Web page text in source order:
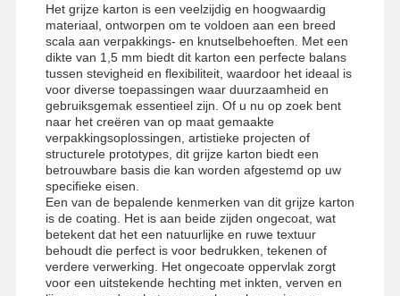
Het grijze karton is een veelzijdig en hoogwaardig
materiaal, ontworpen om te voldoen aan een breed
scala aan verpakkings- en knutselbehoeften. Met een
dikte van 1,5 mm biedt dit karton een perfecte balans
tussen stevigheid en flexibiliteit, waardoor het ideaal is
voor diverse toepassingen waar duurzaamheid en
gebruiksgemak essentieel zijn. Of u nu op zoek bent
naar het creëren van op maat gemaakte
verpakkingsoplossingen, artistieke projecten of
structurele prototypes, dit grijze karton biedt een
betrouwbare basis die kan worden afgestemd op uw
specifieke eisen.
Een van de bepalende kenmerken van dit grijze karton
is de coating. Het is aan beide zijden ongecoat, wat
betekent dat het een natuurlijke en ruwe textuur
behoudt die perfect is voor bedrukken, tekenen of
verdere verwerking. Het ongecoate oppervlak zorgt
voor een uitstekende hechting met inkten, verven en